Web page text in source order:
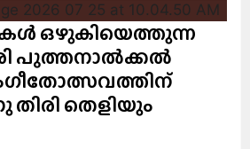
ഒഴുകിയെത്തുന്ന
പുത്തനാൽക്കൽ
തെളിയും